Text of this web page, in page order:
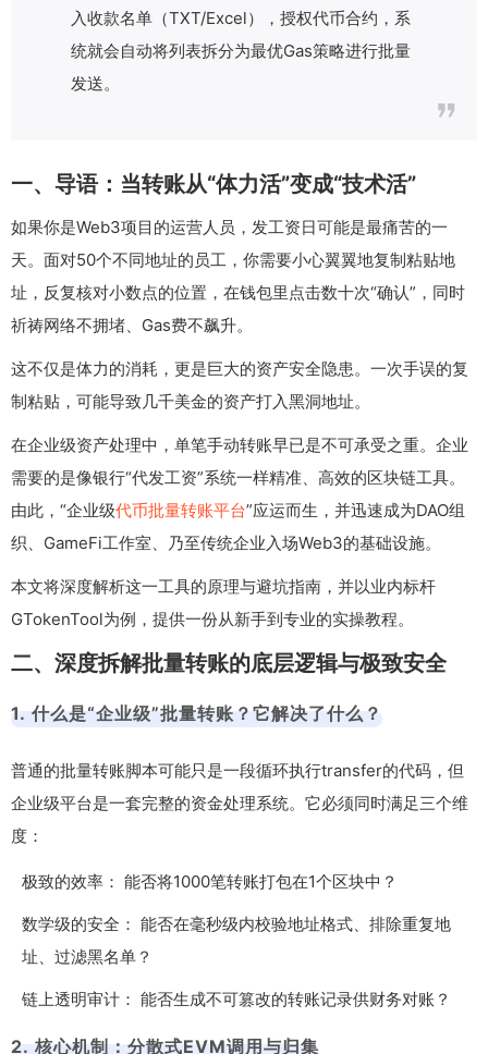
入收款名单（TXT/Excel），授权代币合约，系
统就会自动将列表拆分为最优Gas策略进行批量
发送。
一、导语：当转账从“体力活”变成“技术活”
如果你是Web3项目的运营人员，发工资日可能是最痛苦的一
天。面对50个不同地址的员工，你需要小心翼翼地复制粘贴地
址，反复核对小数点的位置，在钱包里点击数十次“确认”，同时
祈祷网络不拥堵、Gas费不飙升。
这不仅是体力的消耗，更是巨大的资产安全隐患。一次手误的复
制粘贴，可能导致几千美金的资产打入黑洞地址。
在企业级资产处理中，单笔手动转账早已是不可承受之重。企业
需要的是像银行“代发工资”系统一样精准、高效的区块链工具。
由此，“企业级代币批量转账平台”应运而生，并迅速成为DAO组
织、GameFi工作室、乃至传统企业入场Web3的基础设施。
本文将深度解析这一工具的原理与避坑指南，并以业内标杆
GTokenTool为例，提供一份从新手到专业的实操教程。
二、深度拆解批量转账的底层逻辑与极致安全
1. 什么是“企业级”批量转账？它解决了什么？
普通的批量转账脚本可能只是一段循环执行transfer的代码，但
企业级平台是一套完整的资金处理系统。它必须同时满足三个维
度：
极致的效率： 能否将1000笔转账打包在1个区块中？
数学级的安全： 能否在毫秒级内校验地址格式、排除重复地
址、过滤黑名单？
链上透明审计： 能否生成不可篡改的转账记录供财务对账？
2. 核心机制：分散式EVM调用与归集